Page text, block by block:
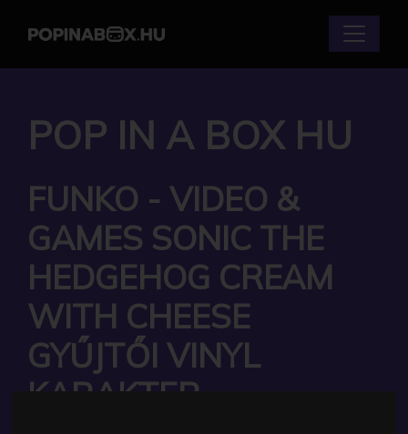
POP IN A BOX HU
FUNKO - VIDEO &
GAMES SONIC THE
HEDGEHOG CREAM
WITH CHEESE
GYŰJTŐI VINYL
KARAKTER